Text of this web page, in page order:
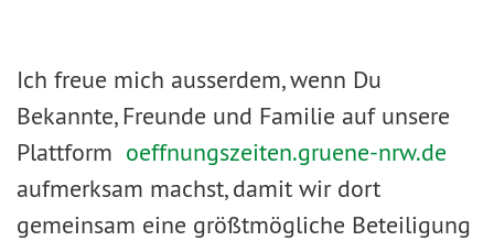
Ich freue mich ausserdem, wenn Du
Bekannte, Freunde und Familie auf unsere
Plattform oeffnungszeiten.gruene-nrw.de
aufmerksam machst, damit wir dort
gemeinsam eine größtmögliche Beteiligung